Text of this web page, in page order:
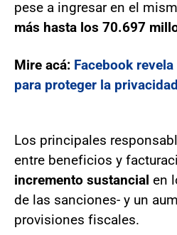
pese a ingresar en el
más hasta los 70.697
Mire acá: Facebook
para proteger la
Los principales
entre beneficios y
incremento sustancial en
de las sanciones- y un
provisiones fiscales.